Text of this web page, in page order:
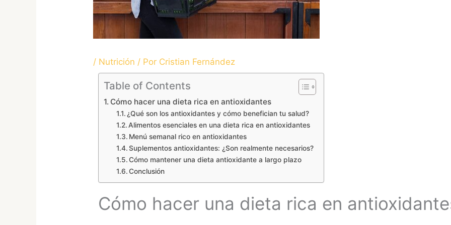
/ Nutrición / Por Cristian Fernández
Table of Contents
Cómo hacer una dieta rica en antioxidantes
¿Qué son los antioxidantes y cómo benefician tu salud?
Alimentos esenciales en una dieta rica en antioxidantes
Menú semanal rico en antioxidantes
Suplementos antioxidantes: ¿Son realmente necesarios?
Cómo mantener una dieta antioxidante a largo plazo
Conclusión
Cómo hacer una dieta rica en